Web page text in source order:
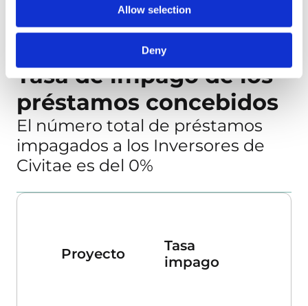
Allow selection
Deny
Tasa de impago de los
préstamos concebidos
El número total de préstamos
impagados a los Inversores de
Civitae es del 0%
Proyecto
Tasa
impago